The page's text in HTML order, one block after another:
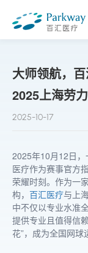
大师领航，
2025上海劳
2025-10-17
2025年10月12日
医疗作为赛事官方
荣耀时刻。作为一
构， 百汇医疗与上
中不仅以专业水准
提供专业且值得信
花”，成为全国网球